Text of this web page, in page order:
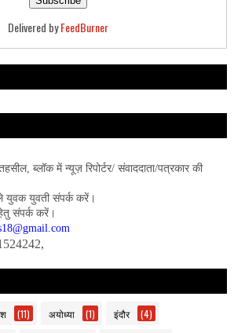
Delivered byFeedBurner
ब्लॉक में न्यूज़ रिपोर्टर/ संवाददाता/पत्रकार की
युवक युवती संपर्क करें।
हेतु संपर्क करें।
(11) अयोध्या (1) इंदौर (4)